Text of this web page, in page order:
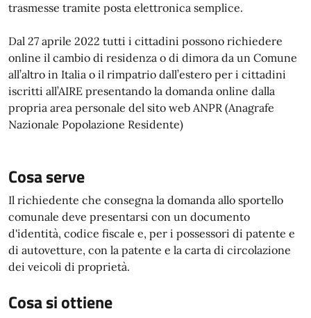
trasmesse tramite posta elettronica semplice.
Dal 27 aprile 2022 tutti i cittadini possono richiedere
online il cambio di residenza o di dimora da un Comune
all’altro in Italia o il rimpatrio dall’estero per i cittadini
iscritti all’AIRE presentando la domanda online dalla
propria area personale del sito web ANPR (Anagrafe
Nazionale Popolazione Residente)
Cosa serve
Il richiedente che consegna la domanda allo sportello
comunale deve presentarsi con un documento
d'identità, codice fiscale e, per i possessori di patente e
di autovetture, con la patente e la carta di circolazione
dei veicoli di proprietà.
Cosa si ottiene